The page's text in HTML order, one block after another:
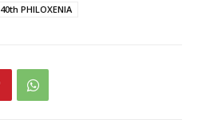
40th PHILOXENIA